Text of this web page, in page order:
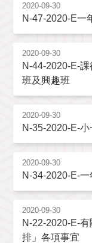
2020-09-30
N-47-2020-E一
2020-09-30
N-44-2020-E-
班及興趣班
2020-09-30
N-35-2020-E-
2020-09-30
N-34-2020-E-
2020-09-30
N-22-2020-E-
排」各項事宜